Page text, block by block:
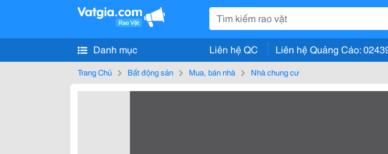
Danh mục Liên hệ QC Liên hệ Quảng Cáo:
Trang Chủ Bất động sản Mua, bán nhà Nhà chung cư